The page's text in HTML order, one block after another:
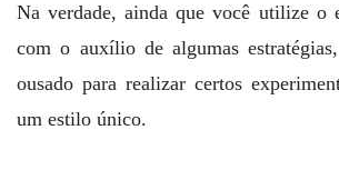
Na verdade, ainda que você utilize o
com o auxílio de algumas
ousado para realizar certos
um estilo único.